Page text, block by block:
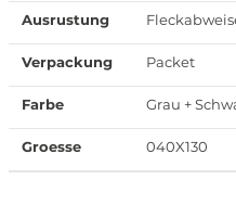
Ausrustung
Verpackung Packet
Farbe Grau +
Groesse 040X130